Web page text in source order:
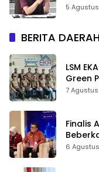
5
BERITA DAERAH
LSM
Green
7
Finalis
6